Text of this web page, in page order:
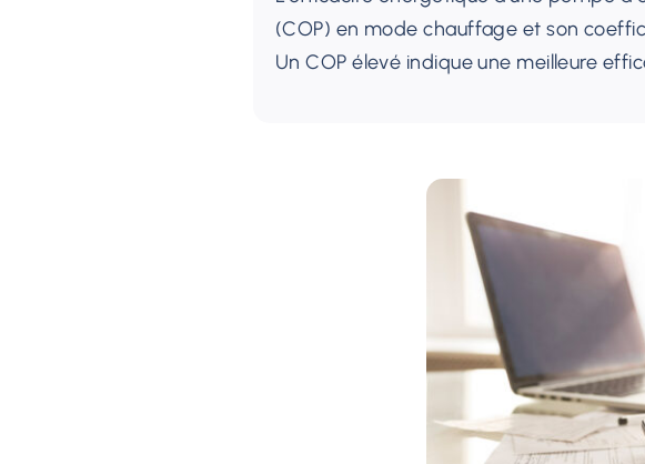
(COP) en mode chauffage et son
Un COP élevé indique une meilleure